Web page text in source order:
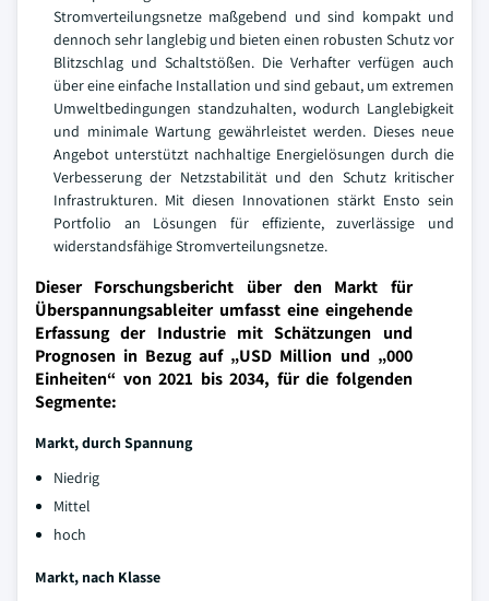
Stromverteilungsnetze maßgebend und sind kompakt und
dennoch sehr langlebig und bieten einen robusten Schutz vor
Blitzschlag und Schaltstößen. Die Verhafter verfügen auch
über eine einfache Installation und sind gebaut, um extremen
Umweltbedingungen standzuhalten, wodurch Langlebigkeit
und minimale Wartung gewährleistet werden. Dieses neue
Angebot unterstützt nachhaltige Energielösungen durch die
Verbesserung der Netzstabilität und den Schutz kritischer
Infrastrukturen. Mit diesen Innovationen stärkt Ensto sein
Portfolio an Lösungen für effiziente, zuverlässige und
widerstandsfähige Stromverteilungsnetze.
Dieser Forschungsbericht über den Markt für
Überspannungsableiter umfasst eine eingehende
Erfassung der Industrie mit Schätzungen und
Prognosen in Bezug auf „USD Million und „000
Einheiten“ von 2021 bis 2034, für die folgenden
Segmente:
Markt, durch Spannung
Niedrig
Mittel
hoch
Markt, nach Klasse